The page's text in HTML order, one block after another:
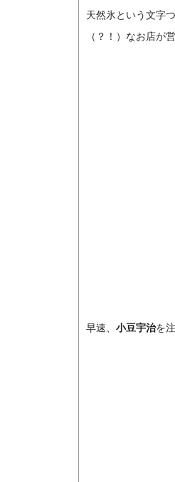
天然氷という文字
（？！）なお店が
早速、 小豆宇治を